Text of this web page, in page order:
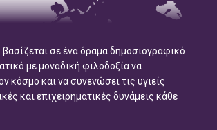
σε ένα όραμα δημοσιογραφικό
με μοναδική φιλοδοξία να
κόσμο και να συνενώσει τις υγιείς
και επιχειρηματικές δυνάμεις κάθε